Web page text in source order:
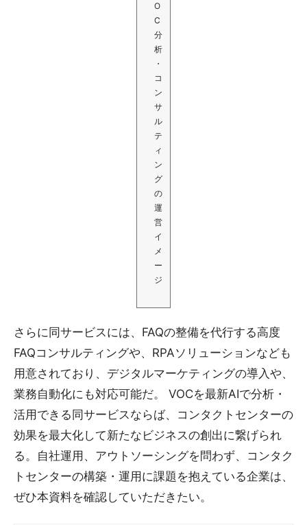
O
C
分
析
・
コ
ン
サ
ル
テ
ィ
ン
グ
の
運
営
イ
メ
ー
ジ
さらに同サービスには、FAQの整備を代行する高度
FAQコンサルティングや、RPAソリューションなども
用意されており、デジタルマーケティングの導入や、
業務自動化にも対応可能だ。 VOCを最新AIで分析・
活用できる同サービスならば、コンタクトセンターの
効果を最大化して新たなビジネスの創出に繋げられ
る。自社運用、アウトソーシングを問わず、コンタク
トセンターの構築・運用に課題を抱えている企業は、
ぜひ本資料を確認していただきたい。